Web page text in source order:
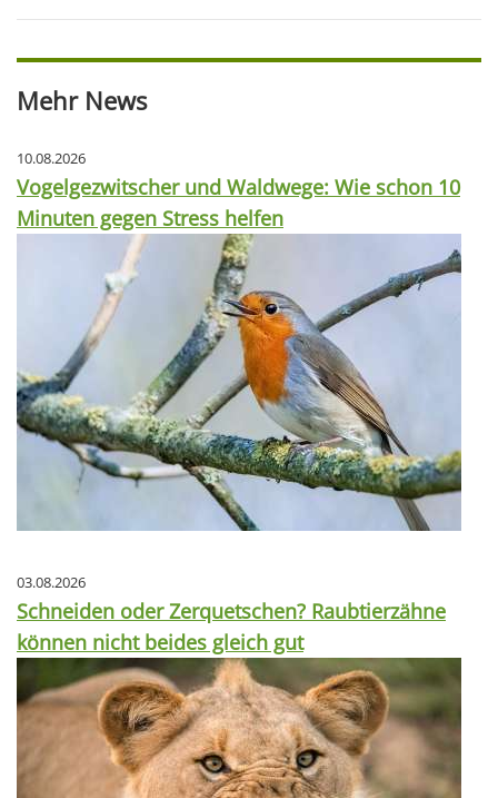
Mehr News
10.08.2026
Vogelgezwitscher und Waldwege: Wie schon 10
Minuten gegen Stress helfen
03.08.2026
Schneiden oder Zerquetschen? Raubtierzähne
können nicht beides gleich gut